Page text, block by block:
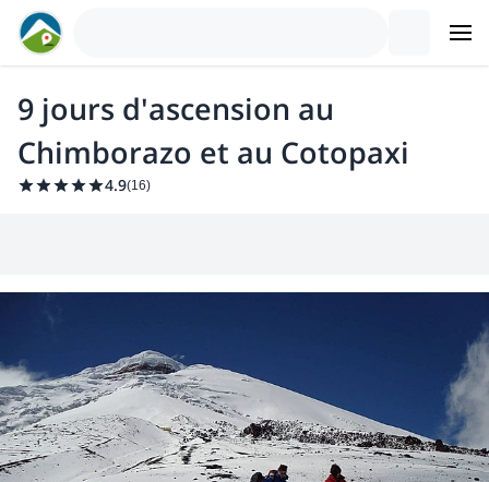
9 jours d'ascension au
Chimborazo et au Cotopaxi
4.9(16)